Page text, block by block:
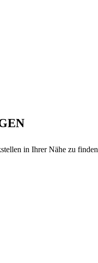
in Ihrer Nähe zu finden